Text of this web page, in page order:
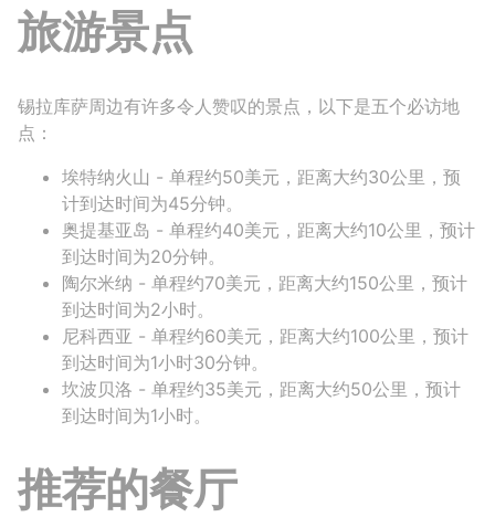
旅游景点
锡拉库萨周边有许多令人赞叹的景点，以下是五个必访地
点：
埃特纳火山 - 单程约50美元，距离大约30公里，预
计到达时间为45分钟。
奥提基亚岛 - 单程约40美元，距离大约10公里，预计
到达时间为20分钟。
陶尔米纳 - 单程约70美元，距离大约150公里，预计
到达时间为2小时。
尼科西亚 - 单程约60美元，距离大约100公里，预计
到达时间为1小时30分钟。
坎波贝洛 - 单程约35美元，距离大约50公里，预计
到达时间为1小时。
推荐的餐厅